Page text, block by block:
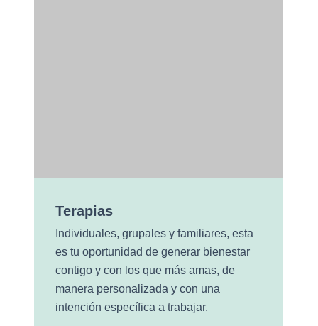
Terapias
Individuales, grupales y familiares, esta
es tu oportunidad de generar bienestar
contigo y con los que más amas, de
manera personalizada y con una
intención específica a trabajar.